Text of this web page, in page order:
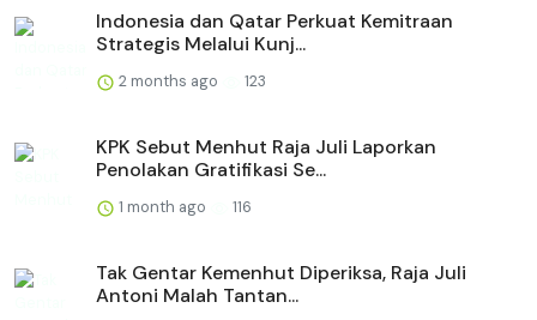
Indonesia dan Qatar Perkuat Kemitraan
Strategis Melalui Kunj...
2 months ago 123
KPK Sebut Menhut Raja Juli Laporkan
Penolakan Gratifikasi Se...
1 month ago 116
Tak Gentar Kemenhut Diperiksa, Raja Juli
Antoni Malah Tantan...